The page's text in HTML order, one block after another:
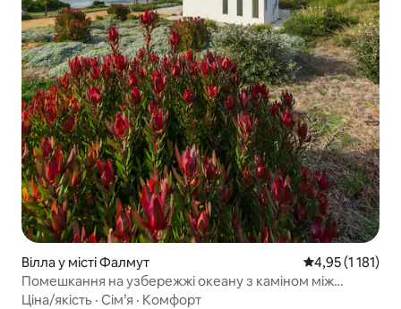
Вілла у місті Фалмут Середня
4,95 (1 181)
Помешкання на узбережжі океану з каміном між
пляжем Бей-оф-Файрс і мисом Вайнглас
Ціна/якість · Сім’я · Комфорт